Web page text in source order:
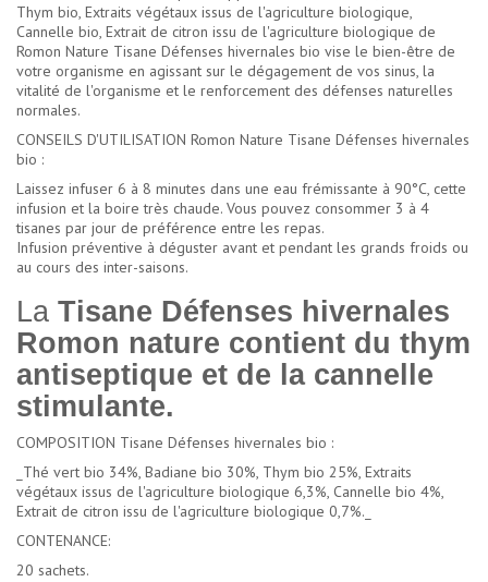
Thym bio, Extraits végétaux issus de l'agriculture biologique,
Cannelle bio, Extrait de citron issu de l'agriculture biologique de
Romon Nature Tisane Défenses hivernales bio vise le bien-être de
votre organisme en agissant sur le dégagement de vos sinus, la
vitalité de l'organisme et le renforcement des défenses naturelles
normales.
CONSEILS D'UTILISATION Romon Nature Tisane Défenses hivernales
bio :
Laissez infuser 6 à 8 minutes dans une eau frémissante à 90°C, cette
infusion et la boire très chaude. Vous pouvez consommer 3 à 4
tisanes par jour de préférence entre les repas.
Infusion préventive à déguster avant et pendant les grands froids ou
au cours des inter-saisons.
La Tisane Défenses hivernales
Romon nature contient du thym
antiseptique et de la cannelle
stimulante.
COMPOSITION Tisane Défenses hivernales bio :
_Thé vert bio 34%, Badiane bio 30%, Thym bio 25%, Extraits
végétaux issus de l'agriculture biologique 6,3%, Cannelle bio 4%,
Extrait de citron issu de l'agriculture biologique 0,7%._
CONTENANCE:
20 sachets.